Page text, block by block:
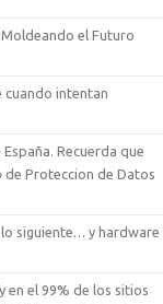
el Futuro
cuando intentan
Recuerda que
Proteccion de Datos
siguiente… y hardware
en el 99% de los sitios